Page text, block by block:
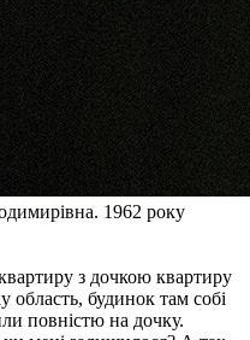
1962 року
з дочкою квартиру
область, будинок там собі
повністю на дочку.